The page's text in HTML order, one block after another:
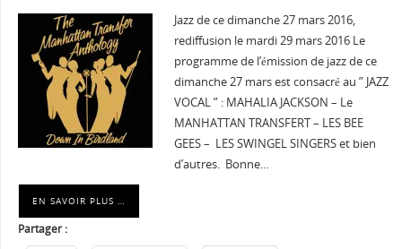
Jazz de ce dimanche 27 mars 2016,
rediffusion le mardi 29 mars 2016 Le
programme de l’émission de jazz de ce
dimanche 27 mars est consacré au ” JAZZ
VOCAL ” : MAHALIA JACKSON – Le
MANHATTAN TRANSFERT – LES BEE
GEES – LES SWINGEL SINGERS et bien
d’autres. Bonne…
EN SAVOIR PLUS …
Partager :